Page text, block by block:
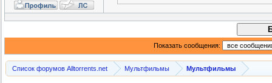
Показать сообщения:
Список форумов Alltorrents.net Мультфильмы Мультфильмы